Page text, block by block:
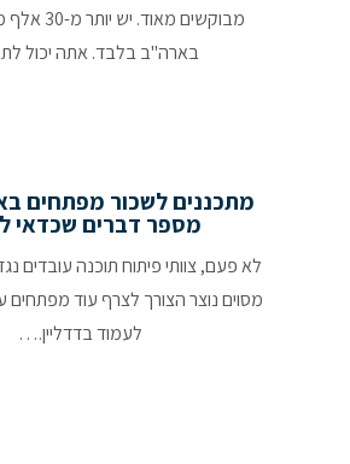
מבוקשים
בארה"ב בלבד. אתה יכול
מתכננים לשכור מפתחים
מספר דברים שכדאי
לא פעם, צוותי פיתוח תוכנה עובדים
מסוים נוצר הצורך לצרף עוד מפתחים
לעמוד בדדליין.…